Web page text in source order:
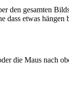
den gesamten
dass etwas hängen
die Maus nach